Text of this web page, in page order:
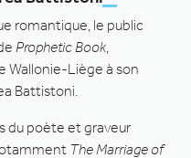
romantique, le public
Prophetic Book
Wallonie-Liège à son
Battistoni.
du poète et graveur
The Marriage of